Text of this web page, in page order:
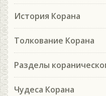
История Корана
Толкование Корана
Разделы
Чудеса Корана